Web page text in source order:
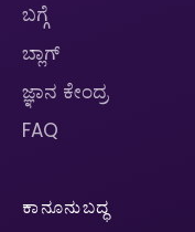
ಬಗ್ಗೆ
ಬ್ಲಾಗ್
ಜ್ಞಾನ ಕೇಂದ್ರ
FAQ
ಕಾನೂನುಬದ್ಧ